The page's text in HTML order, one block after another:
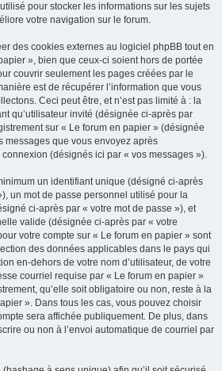
pour stocker les informations sur les sujets
votre navigation sur le forum.
des cookies externes au logiciel phpBB tout en
», bien que ceux-ci soient hors de portée
couvrir seulement les pages créées par le
est de récupérer l’information que vous
Ceci peut être, et n’est pas limité à : la
qu’utilisateur invité (désignée ci-après par
sur « Le forum en papier » (désignée
messages que vous envoyez après
connexion (désignés ici par « vos messages »).
un identifiant unique (désigné ci-après
un mot de passe personnel utilisé pour la
ci-après par « votre mot de passe »), et
valide (désignée ci-après par « votre
votre compte sur « Le forum en papier » sont
des données applicables dans le pays qui
en-dehors de votre nom d’utilisateur, de votre
courriel requise par « Le forum en papier »
qu’elle soit obligatoire ou non, reste à la
». Dans tous les cas, vous pouvez choisir
sera affichée publiquement. De plus, dans
ou non à l’envoi automatique de courriel par